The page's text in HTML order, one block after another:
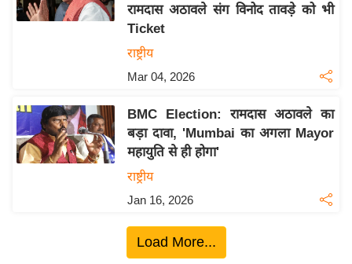
ल
यं
ग
इं
रामदास अठावले संग विनोद तावड़े को भी
Ticket
राष्ट्रीय
Mar 04, 2026
BMC Election: रामदास अठावले का
बड़ा दावा, 'Mumbai का अगला Mayor
महायुति से ही होगा'
राष्ट्रीय
Jan 16, 2026
Load More...